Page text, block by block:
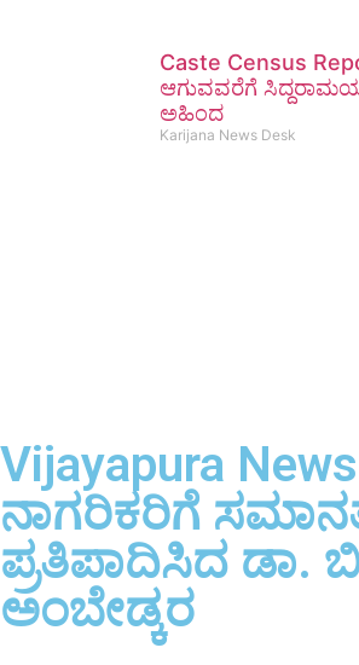
Caste Census
ಆಗುವವರೆಗೆ
ಅಹಿಂದ
Karijana News Desk
Vijayapura
ನಾಗರಿಕರಿಗೆ
ಪ್ರತಿಪಾದಿಸಿದ ಡಾ.
ಅಂಬೇಡ್ಕರ